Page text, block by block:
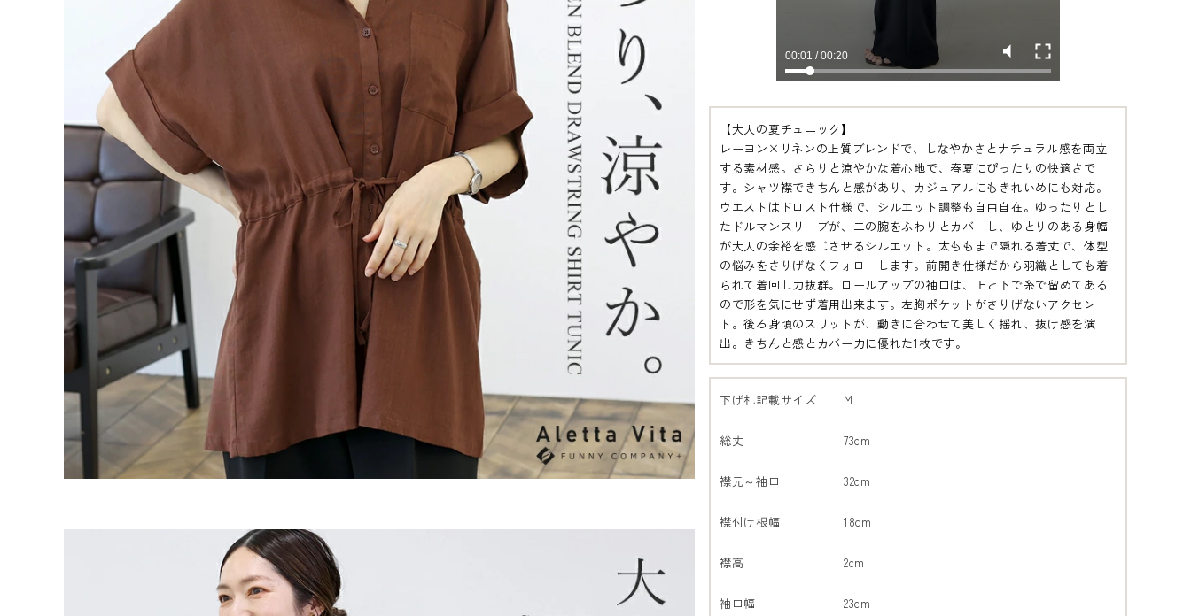
【大人の夏チュニック】
レーヨン×リネンの上質ブレンドで、しなやかさとナチュラル感を両立
する素材感。さらりと涼やかな着心地で、春夏にぴったりの快適さで
す。シャツ襟できちんと感があり、カジュアルにもきれいめにも対応。
ウエストはドロスト仕様で、シルエット調整も自由自在。ゆったりとし
たドルマンスリーブが、二の腕をふわりとカバーし、ゆとりのある身幅
が大人の余裕を感じさせるシルエット。太ももまで隠れる着丈で、体型
の悩みをさりげなくフォローします。前開き仕様だから羽織としても着
られて着回し力抜群。ロールアップの袖口は、上と下で糸で留めてある
ので形を気にせず着用出来ます。左胸ポケットがさりげないアクセン
ト。後ろ身頃のスリットが、動きに合わせて美しく揺れ、抜け感を演
出。きちんと感とカバー力に優れた1枚です。
下げ札記載サイズ M
総丈 73cm
襟元～袖口 32cm
襟付け根幅 18cm
襟高 2cm
袖口幅 23cm